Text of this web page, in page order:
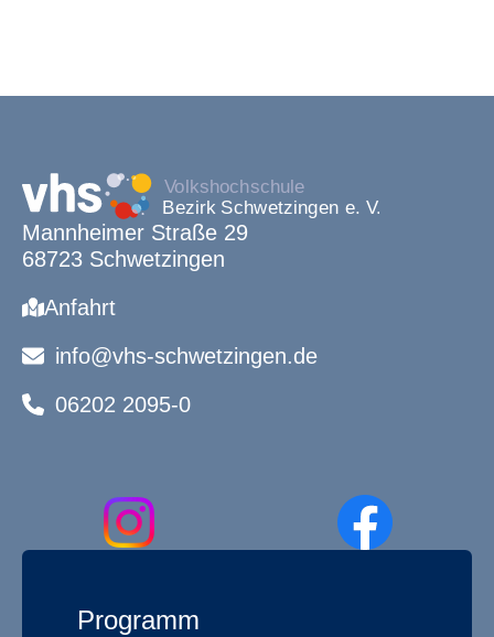
Mannheimer Straße 29
68723 Schwetzingen
Anfahrt
info@vhs-schwetzingen.de
06202 2095-0
Programm